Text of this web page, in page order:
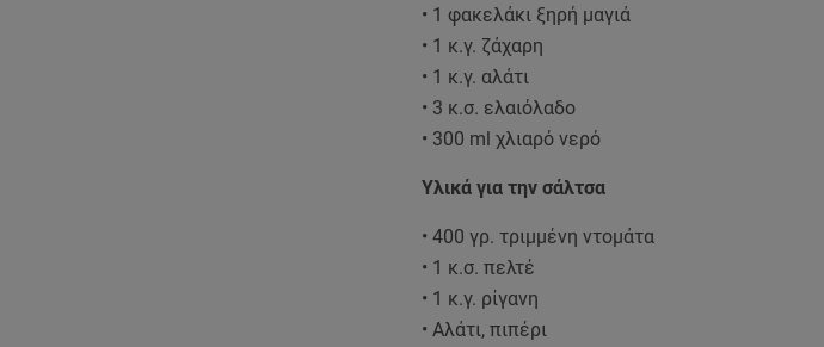
• 1 φακελάκι ξηρή μαγιά
• 1 κ.γ. ζάχαρη
• 1 κ.γ. αλάτι
• 3 κ.σ. ελαιόλαδο
• 300 ml χλιαρό νερό
Υλικά για την σάλτσα
• 400 γρ. τριμμένη ντομάτα
• 1 κ.σ. πελτέ
• 1 κ.γ. ρίγανη
• Αλάτι, πιπέρι